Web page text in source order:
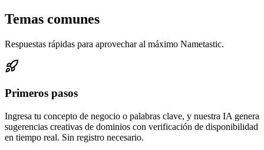
Temas comunes
Respuestas rápidas para aprovechar al máximo Nametastic.
Primeros pasos
Ingresa tu concepto de negocio o palabras clave, y nuestra IA genera
sugerencias creativas de dominios con verificación de disponibilidad
en tiempo real. Sin registro necesario.